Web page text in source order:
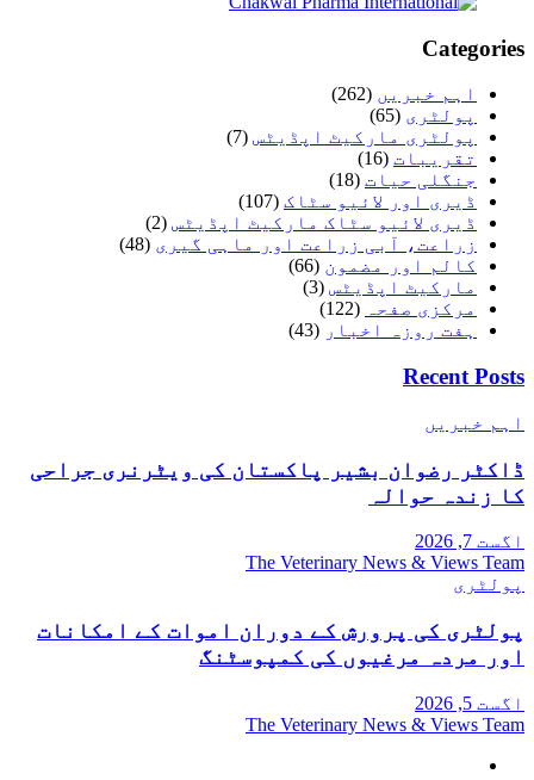
Categories
اہم خبریں (262)
پولٹری (65)
پولٹری مارکیٹ اپڈیٹس (7)
تقریبات (16)
جنگلی حیات (18)
ڈیری اور لائیو سٹاک (107)
ڈیری لائیو سٹاک مارکیٹ اپڈیٹس (2)
زراعت، آبی زراعت اور ماہی گیری (48)
کالم اور مضمون (66)
مارکیٹ اپڈیٹس (3)
مرکزی صفحہ (122)
ہفت روزہ اخبار (43)
Recent Posts
اہم خبریں
ڈاکٹر رضوان بشیر پاکستان کی ویٹرنری جراحی
کا زندہ حوالہ
اگست 7, 2026
The Veterinary News & Views Team
پولٹری
پولٹری کی پرورش کے دوران اموات کے امکانات
اور مردہ مرغیوں کی کمپوسٹنگ
اگست 5, 2026
The Veterinary News & Views Team